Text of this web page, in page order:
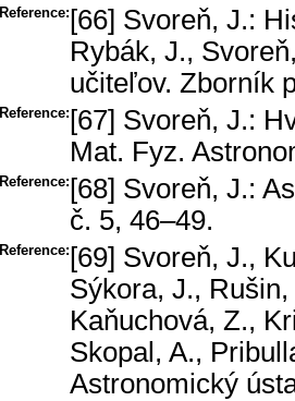
Reference: [66] Svoreň, J.:
Rybák, J.,
učiteľov. Zborník
Reference: [67] Svoreň, J.:
Mat. Fyz.
Reference: [68] Svoreň, J.:
č. 5, 46–49.
Reference: [69] Svoreň, J.,
Sýkora, J.,
Kaňuchová, Z.,
Skopal, A.,
Astronomický